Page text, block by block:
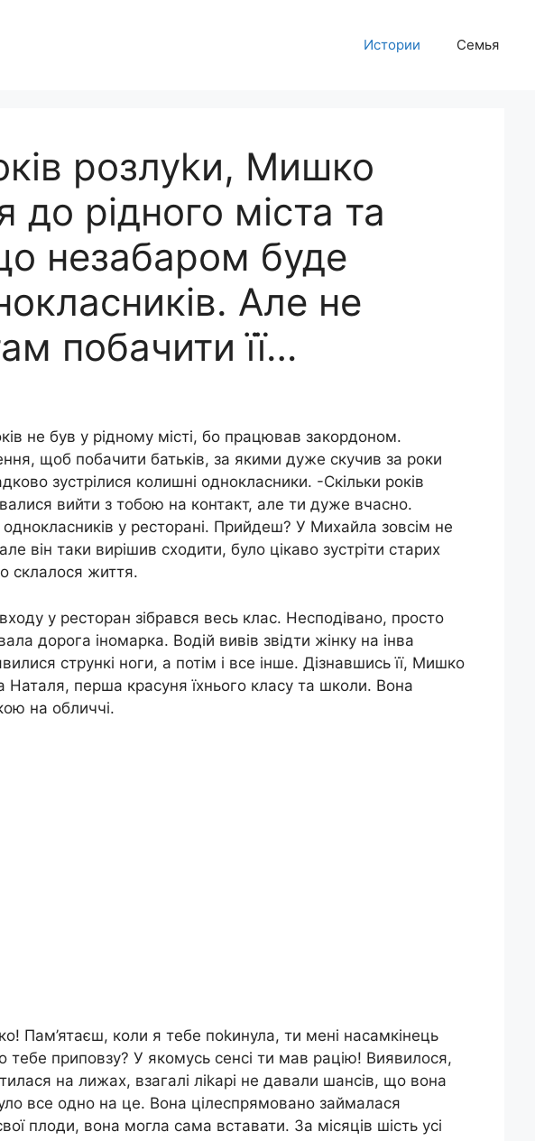
Истории Семья
розлуkи, Мишко
до рідного міста та
незабаром буде
Але не
побачити її…
не був у рідному місті, бо працював закордоном.
щоб побачити батьків, за якими дуже скучив за роки
зустрілися колишні однокласники. -Скільки років
вийти з тобою на контакт, але ти дуже вчасно.
у ресторані. Прийдеш? У Михайла зовсім не
він таки вирішив сходити, було цікаво зустріти старих
склалося життя.
у ресторан зібрався весь клас. Несподівано, просто
дорога іномарка. Водій вивів звідти жінку на інва
стрункі ноги, а потім і все інше. Дізнавшись її, Мишко
Наталя, перша красуня їхнього класу та школи. Вона
на обличчі.
Пам’ятаєш, коли я тебе поkинула, ти мені насамкінець
тебе приповзу? У якомусь сенсі ти мав рацію! Виявилося,
на лижах, взагалі ліkарі не давали шансів, що вона
все одно на це. Вона цілеспрямовано займалася
плоди, вона могла сама вставати. За місяців шість усі